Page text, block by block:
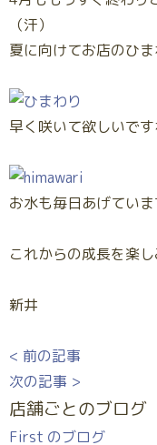
（汗）
夏に向けてお店のひ
早く咲いて欲しいで
お水も毎日あげてい
これからの成長を楽
新井
< 前の記事
次の記事 >
店舗ごとのブログ
First のブログ